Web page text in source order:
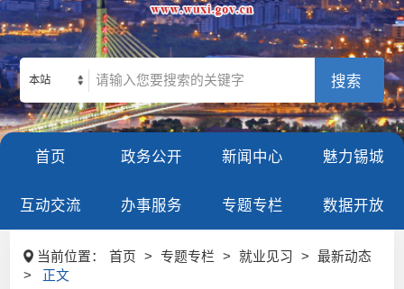
本站
首页 政务公开 新闻中心 魅力锡城
互动交流 办事服务 专题专栏 数据开放
当前位置： 首页 > 专题专栏 > 就业见习 >
最新动态
>
正文